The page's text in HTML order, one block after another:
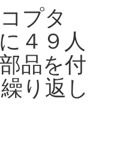
プタ
４９人
品を付
り返し